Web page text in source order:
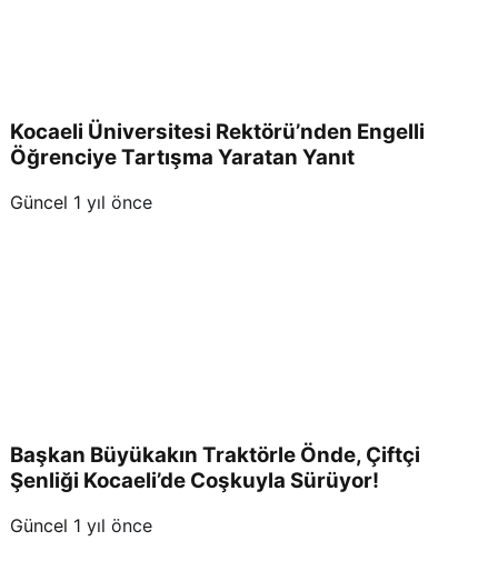
Kocaeli Üniversitesi Rektörü’nden Engelli
Öğrenciye Tartışma Yaratan Yanıt
Güncel 1 yıl önce
Başkan Büyükakın Traktörle Önde, Çiftçi
Şenliği Kocaeli’de Coşkuyla Sürüyor!
Güncel 1 yıl önce